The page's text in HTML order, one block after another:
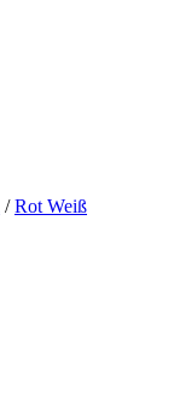
/Rot Weiß